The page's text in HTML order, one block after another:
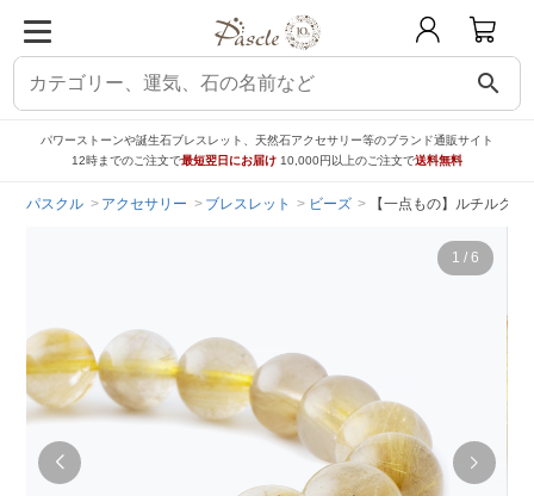
search
パワーストーンや誕生石ブレスレット、天然石アクセサリー等のブランド通販サイト
12時までのご注文で最短翌日にお届け 10,000円以上のご注文で送料無料
パスクル アクセサリー ブレスレット ビーズ 【一点もの】ルチルク
1 / 6